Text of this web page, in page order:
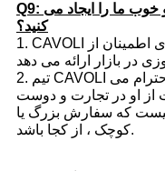
Q9: چگونه روابط تجاری طولانی مدت و خوب ما را ایجاد می
کنید؟
1. CAVOLI کیفیت خوب و قیمت رقابتی را برای اطمینان از
2. تیم CAVOLI به هر مشتری به عنوان دوست ما احترام می
از او در تجارت و دوست
نیست که سفارش بزرگ یا
کوچک ، از کجا باشد.